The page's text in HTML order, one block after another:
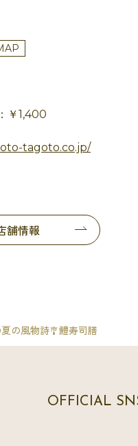
￥1,400
tagoto.co.jp/
舗情報
の風物詩🎐鱧寿司膳
OFFICIAL